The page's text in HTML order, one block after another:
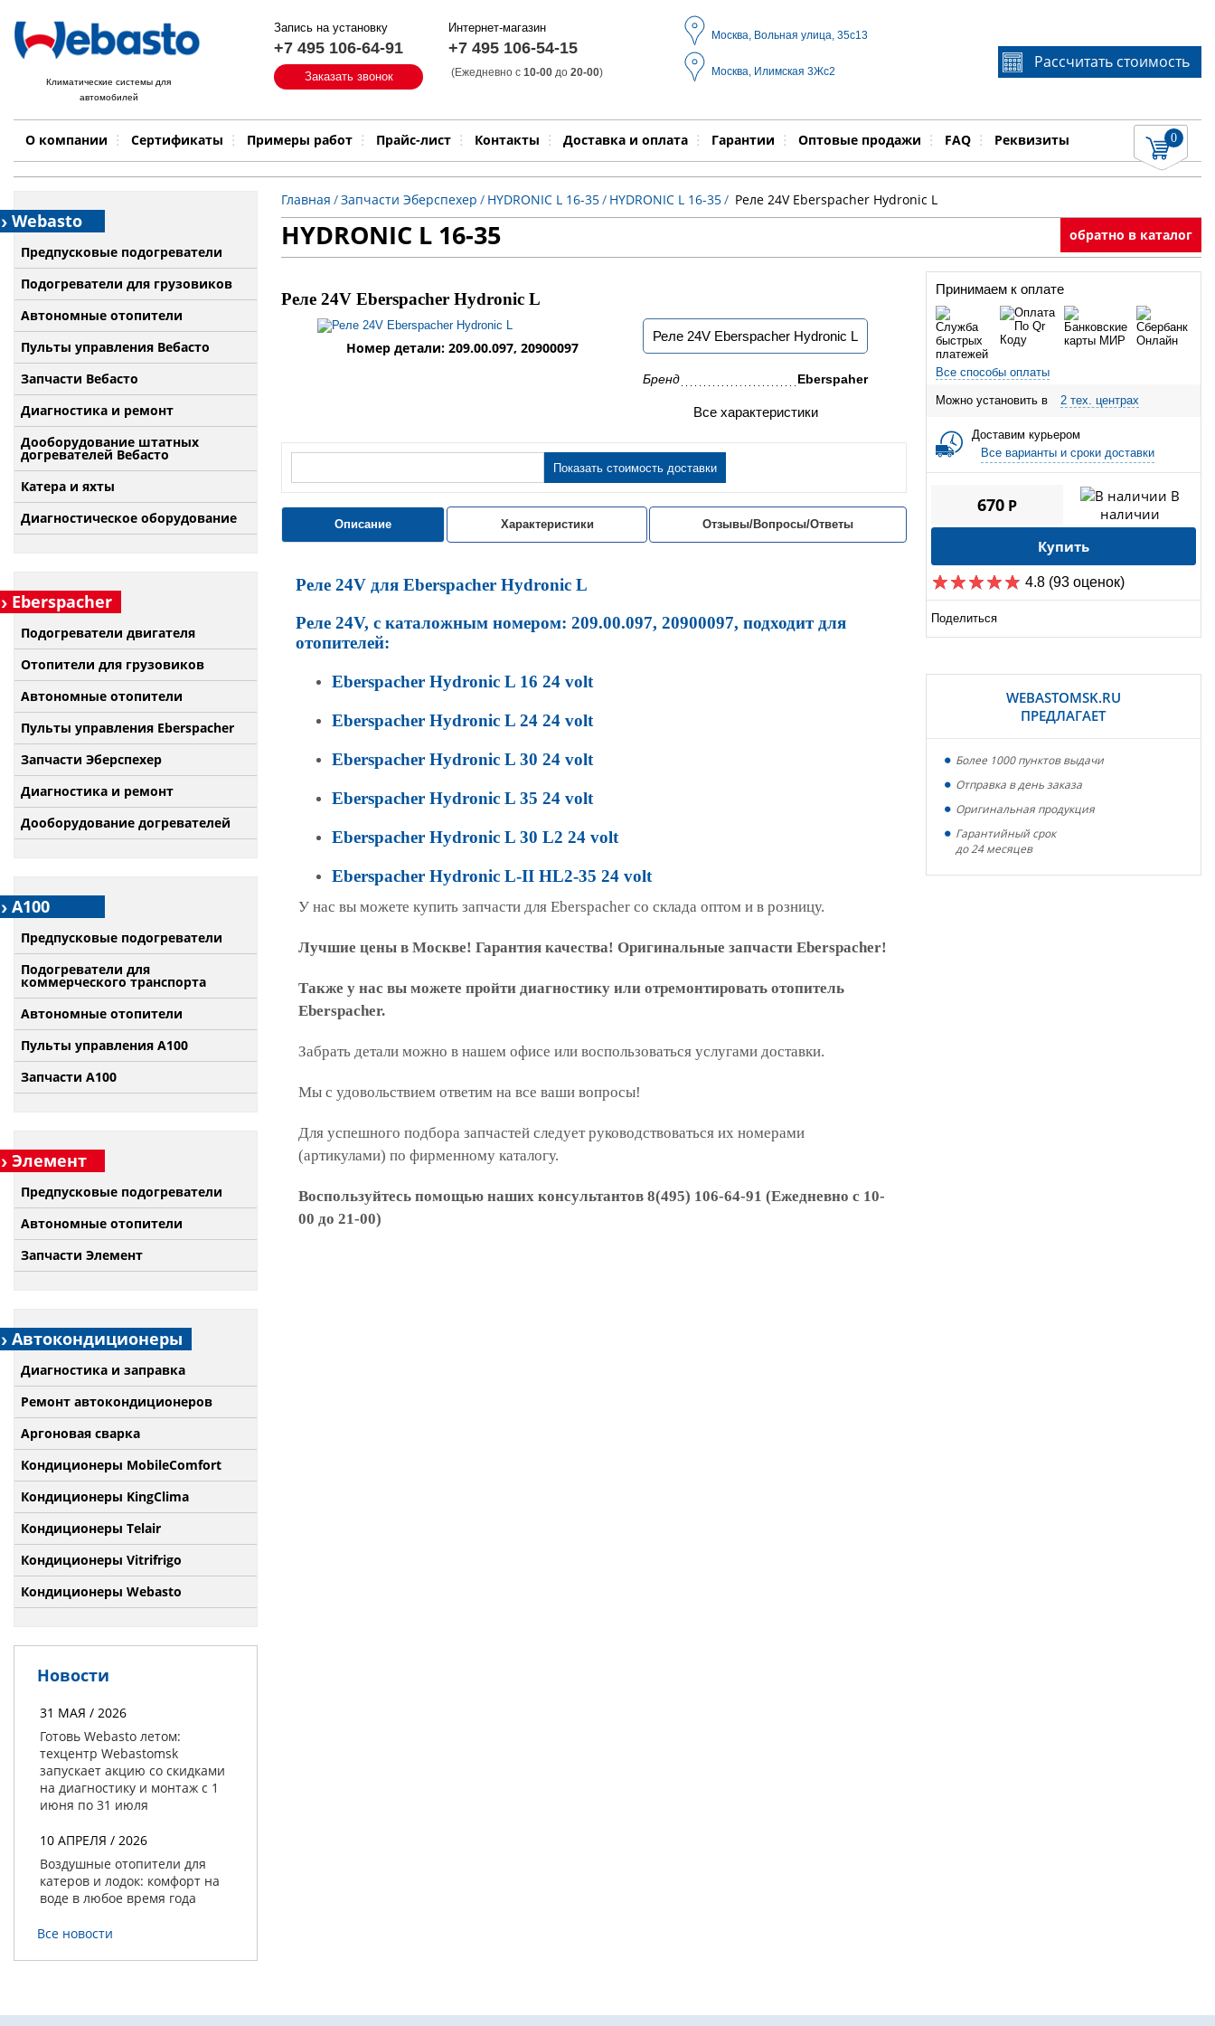
Климатические системы для
автомобилей
Запись на установку
+7 495 106-64-91
Заказать звонок
Интернет-магазин
+7 495 106-54-15
(Ежедневно с 10-00 до 20-00)
Москва, Вольная улица, 35с13
Москва, Илимская 3Жс2
Рассчитать стоимость
О компании Сертификаты Примеры работ Прайс-лист Контакты Доставка и оплата Гарантии Оптовые продажи FAQ Реквизиты 0
Быстрый поиск:
Если Вы не знаете идентификационный номер
запчасти, звоните по телефону+7 495 106-64-91, мы
Примеры работ Бренд Модель Выполняемые работы
Webasto
Предпусковые подогреватели
Подогреватели для грузовиков
Автономные отопители
Пульты управления Вебасто
Запчасти Вебасто
Диагностика и ремонт
Дооборудование штатных
догревателей Вебасто
Катера и яхты
Диагностическое оборудование
Eberspacher
Подогреватели двигателя
Отопители для грузовиков
Автономные отопители
Пульты управления Eberspacher
Запчасти Эберспехер
Диагностика и ремонт
Дооборудование догревателей
А100
Предпусковые подогреватели
Подогреватели для
коммерческого транспорта
Автономные отопители
Пульты управления A100
Запчасти А100
Элемент
Предпусковые подогреватели
Автономные отопители
Запчасти Элемент
Автокондиционеры
Диагностика и заправка
Ремонт автокондиционеров
Аргоновая сварка
Кондиционеры MobileComfort
Кондиционеры KingClima
Кондиционеры Telair
Кондиционеры Vitrifrigo
Кондиционеры Webasto
Новости
31 МАЯ / 2026
Готовь Webasto летом:
техцентр Webastomsk
запускает акцию со скидками
на диагностику и монтаж с 1
июня по 31 июля
10 АПРЕЛЯ / 2026
Воздушные отопители для
катеров и лодок: комфорт на
воде в любое время года
Все новости
Главная /Запчасти Эберспехер / HYDRONIC L 16-35/ HYDRONIC L 16-35/ Реле 24V Eberspacher Hydronic L
обратно в каталог
HYDRONIC L 16-35
Принимаем к оплате
Все способы оплаты
Можно установить в 2 тех. центрах
Доставим курьером
Все варианты и сроки доставки
670P
В
наличии
Купить
4.8 (93 оценок)
Поделиться
WEBASTOMSK.RU
ПРЕДЛАГАЕТ
Более 1000 пунктов выдачи
Отправка в день заказа
Оригинальная продукция
Гарантийный срок
до 24 месяцев
Реле 24V Eberspacher Hydronic L
Номер детали: 209.00.097, 20900097
Реле 24V Eberspacher Hydronic L
Бренд Eberspaher
Все характеристики
Показать стоимость доставки
Описание Характеристики Отзывы/Вопросы/Ответы
Реле 24V для Eberspacher Hydronic L
Реле 24V, с каталожным номером: 209.00.097, 20900097, подходит для
отопителей:
Eberspacher Hydronic L 16 24 volt
Eberspacher Hydronic L 24 24 volt
Eberspacher Hydronic L 30 24 volt
Eberspacher Hydronic L 35 24 volt
Eberspacher Hydronic L 30 L2 24 volt
Eberspacher Hydronic L-II HL2-35 24 volt
У нас вы можете купить запчасти для Eberspacher со склада оптом и в розницу.
Лучшие цены в Москве! Гарантия качества! Оригинальные запчасти Eberspacher!
Также у нас вы можете пройти диагностику или отремонтировать отопитель
Eberspacher.
Забрать детали можно в нашем офисе или воспользоваться услугами доставки.
Мы с удовольствием ответим на все ваши вопросы!
Для успешного подбора запчастей следует руководствоваться их номерами
(артикулами) по фирменному каталогу.
Воспользуйтесь помощью наших консультантов 8(495) 106-64-91 (Ежедневно с 10-
00 до 21-00)